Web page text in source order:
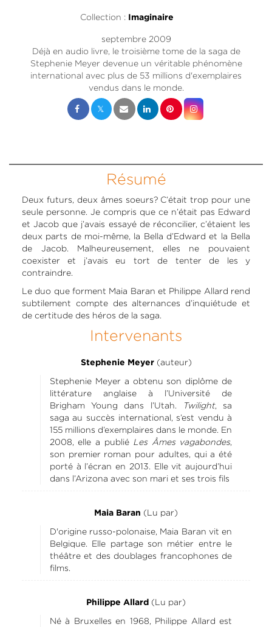
Collection : Imaginaire
septembre 2009
Déjà en audio livre, le troisième tome de la saga de
Stephenie Meyer devenue un véritable phénomène
international avec plus de 53 millions d'exemplaires
vendus dans le monde.
Résumé
Deux futurs, deux âmes soeurs? C’était trop pour une
seule personne. Je compris que ce n’était pas Edward
et Jacob que j’avais essayé de réconcilier, c’étaient les
deux parts de moi-même, la Bella d’Edward et la Bella
de Jacob. Malheureusement, elles ne pouvaient
coexister et j’avais eu tort de tenter de les y
contraindre.
Le duo que forment Maia Baran et Philippe Allard rend
subtilement compte des alternances d’inquiétude et
de certitude des héros de la saga.
Intervenants
Stephenie Meyer(auteur)
Stephenie Meyer a obtenu son diplôme de
littérature anglaise à l’Université de
Brigham Young dans l’Utah.
Twilight, sa
saga au succès international, s’est vendu à
155 millions d’exemplaires dans le monde. En
2008, elle a publié Les Âmes vagabondes,
son premier roman pour adultes, qui a été
porté à l’écran en 2013. Elle vit aujourd’hui
dans l’Arizona avec son mari et ses trois fils
Maia Baran (Lu par)
D'origine russo-polonaise, Maia Baran vit en
Belgique. Elle partage son métier entre le
théâtre et des doublages francophones de
films.
Philippe Allard (Lu par)
Né à Bruxelles en 1968, Philippe Allard est